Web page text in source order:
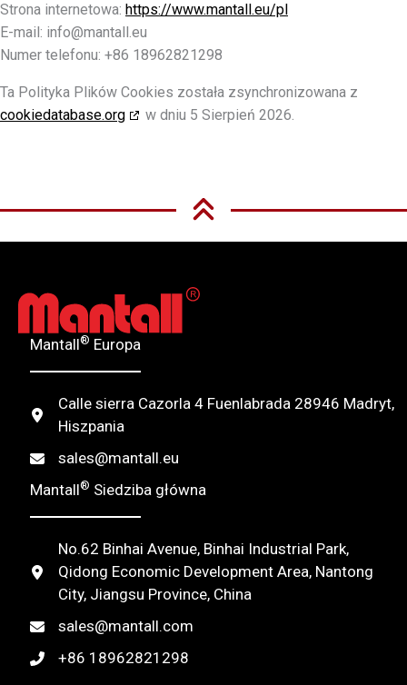
Strona internetowa: https://www.mantall.eu/pl
E-mail: info@mantall.eu
Numer telefonu: +86 18962821298
Ta Polityka Plików Cookies została zsynchronizowana z
cookiedatabase.org
w dniu 5 Sierpień 2026.
Mantall® Europa
Calle sierra Cazorla 4 Fuenlabrada 28946 Madryt,
Hiszpania
sales@mantall.eu
Mantall® Siedziba główna
No.62 Binhai Avenue, Binhai Industrial Park,
Qidong Economic Development Area, Nantong
City, Jiangsu Province, China
sales@mantall.com
+86 18962821298